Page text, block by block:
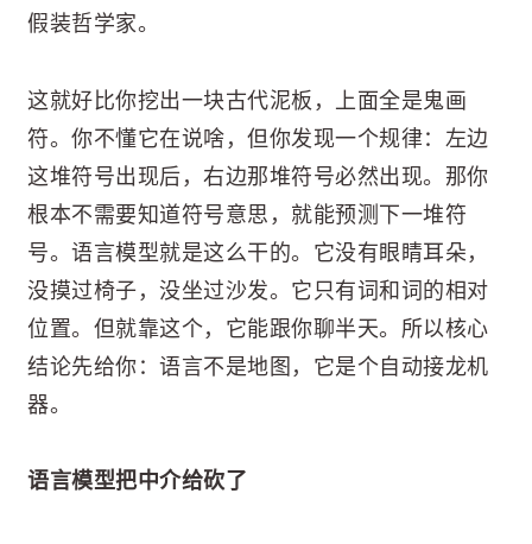
假装哲学家。
这就好比你挖出一块古代泥板，上面全是鬼画
符。你不懂它在说啥，但你发现一个规律：左边
这堆符号出现后，右边那堆符号必然出现。那你
根本不需要知道符号意思，就能预测下一堆符
号。语言模型就是这么干的。它没有眼睛耳朵，
没摸过椅子，没坐过沙发。它只有词和词的相对
位置。但就靠这个，它能跟你聊半天。所以核心
结论先给你：语言不是地图，它是个自动接龙机
器。
语言模型把中介给砍了